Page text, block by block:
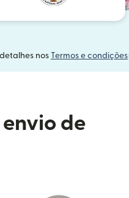
nos Termos e condições
de